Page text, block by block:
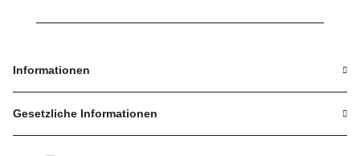
Informationen
Gesetzliche Informationen